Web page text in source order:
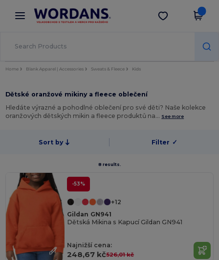
× Aplikace Wordans
Lepší ceny v aplikaci!
Stáhnout app
Home Blank Apparel | Accessories Sweats & Fleece Kids
Dětské oranžové mikiny a fleece oblečení
Hledáte výrazné a pohodlné oblečení pro své děti? Naše kolekce
oranžových dětských mikin a fleece produktů na… See more
Sort by Filter ✓
8 results.
-53%
+12
Gildan GN941
Dětská Mikina s Kapucí Gildan GN941
Najnižší cena:
248,67 kč526,01 kč